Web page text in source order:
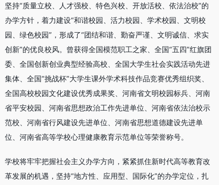
坚持“质量立校、人才强校、特色兴校、开放活校、依法治校”的
办学方针，着力建设“和谐校园、活力校园、学术校园、文明校
园、绿色校园”，形成了“团结和谐、勤奋严谨、文明诚信、求实
创新”的优良校风。曾获得全国模范职工之家、全国“五四”红旗团
委、全国创新创业典型经验高校、全国大学生社会实践活动先进
集体、全国“挑战杯”大学生课外学术科技作品竞赛优秀组织奖、
全国高校校园文化建设优秀成果奖、河南省文明校园标兵、河南
省平安校园、河南省思想政治工作先进单位、河南省依法治校示
范校、河南省行风建设先进单位、河南省思想道德建设先进单
位、河南省高等学校心理健康教育示范单位等荣誉称号。
学校将牢牢把握社会主义办学方向，紧紧抓住新时代高等教育改
革发展的机遇，坚持“地方性、应用型、国际化”的办学定位，扎